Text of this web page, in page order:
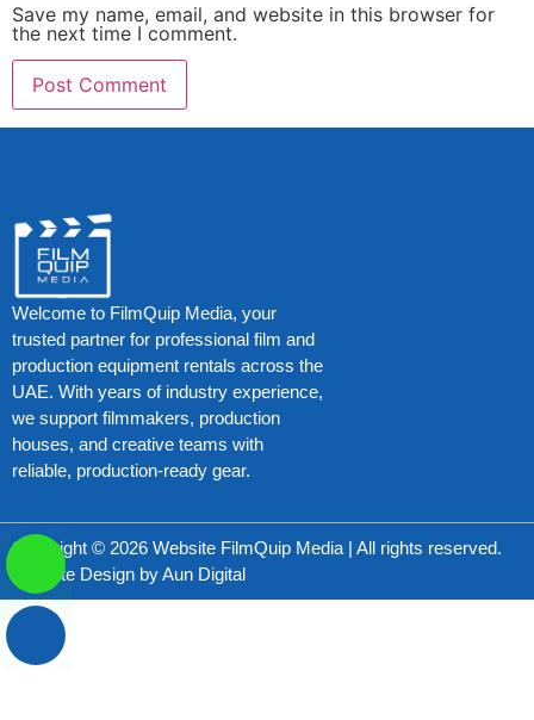
Save my name, email, and website in this browser for
the next time I comment.
Welcome to FilmQuip Media, your
trusted partner for professional film and
production equipment rentals across the
UAE. With years of industry experience,
we support filmmakers, production
houses, and creative teams with
reliable, production-ready gear.
Copyright © 2026 Website FilmQuip Media | All rights reserved.
Website Design byAun Digital